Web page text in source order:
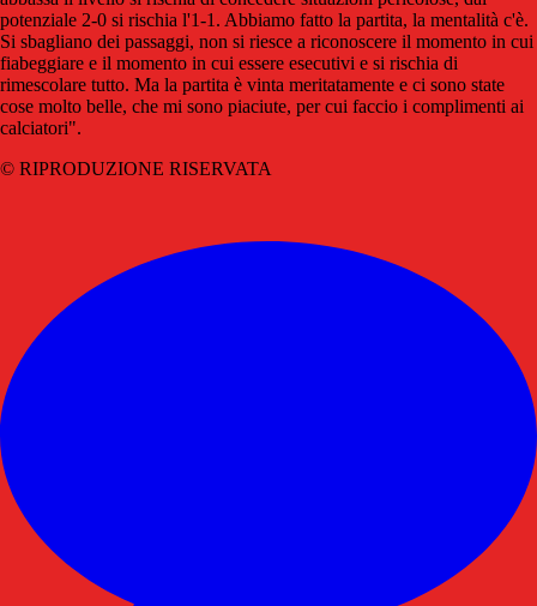
potenziale 2-0 si rischia l'1-1. Abbiamo fatto la partita, la mentalità c'è.
Si sbagliano dei passaggi, non si riesce a riconoscere il momento in cui
fiabeggiare e il momento in cui essere esecutivi e si rischia di
rimescolare tutto. Ma la partita è vinta meritatamente e ci sono state
cose molto belle, che mi sono piaciute, per cui faccio i complimenti ai
calciatori".
© RIPRODUZIONE RISERVATA